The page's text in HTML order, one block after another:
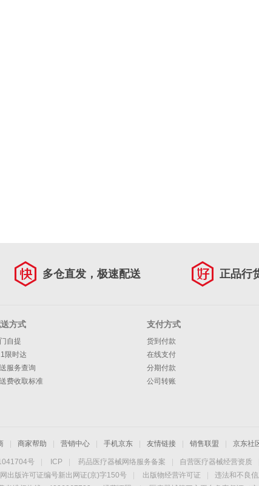
多仓直发，极速配送 正品行
方式
自提
限时达
服务查询
费收取标准
支付方式
货到付款
在线支付
分期付款
公司转账
商家帮助 营销中心 手机京东 友情链接 销售联盟 京东社
号 ICP 药品医疗器械网络服务备案 自营医疗器械经营资质
出版许可证编号新出网证(京)字150号
出版物经营许可证
违法和不良